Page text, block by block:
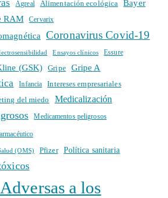
Agreal Alimentación ecológica Bayer
RAM Cervarix
Coronavirus Covid-19
Ensayos clínicos Essure
(GSK) Gripe Gripe A
Infancia
Intereses empresariales
del miedo Medicalización
Medicamentos peligrosos
(OMS) Pfizer Política sanitaria
a los